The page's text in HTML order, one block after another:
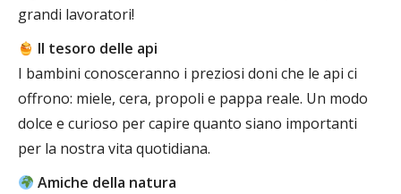
grandi lavoratori!
Il tesoro delle api
I bambini conosceranno i preziosi doni che le api ci
offrono: miele, cera, propoli e pappa reale. Un modo
dolce e curioso per capire quanto siano importanti
per la nostra vita quotidiana.
Amiche della natura